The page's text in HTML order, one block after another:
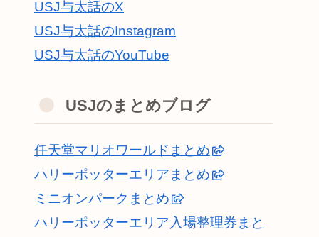
USJ与太話のX
USJ与太話のInstagram
USJ与太話のYouTube
USJのまとめブログ
任天堂マリオワールドまとめ
ハリーポッターエリアまとめ
ミニオンパークまとめ
ハリーポッターエリア入場整理券まと